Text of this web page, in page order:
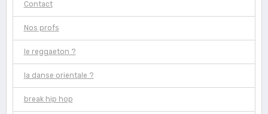
Contact
Nos profs
le reggaeton ?
la danse orientale ?
break hip hop